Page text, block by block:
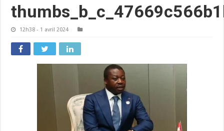
12h38 - 1 avril 2024